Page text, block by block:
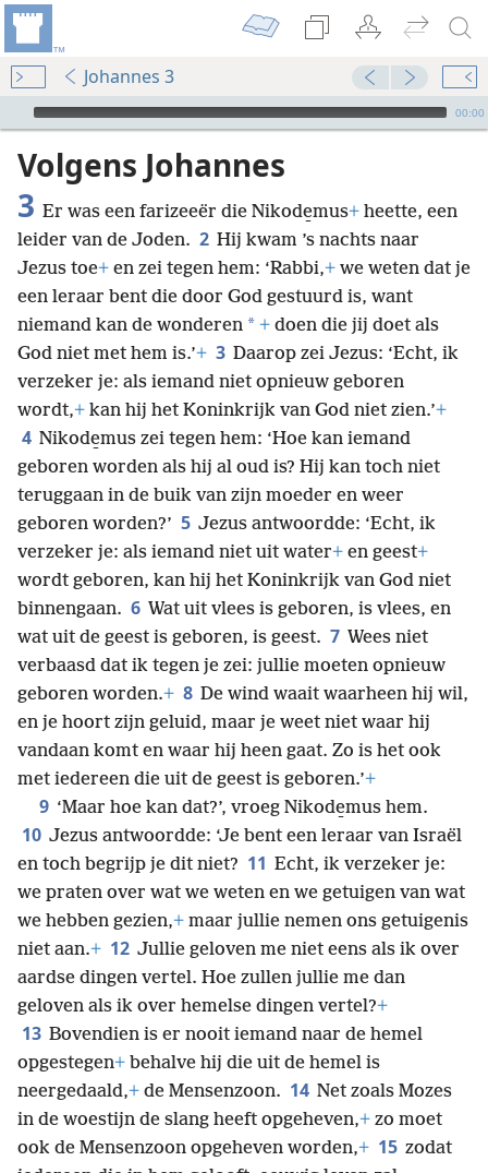
Johannes 3
Audio Player
00:00
Volgens Johannes
3 Er was een farizeeër die Nikode̱mus+ heette, een
leider van de Joden. 2 Hij kwam ’s nachts naar
Jezus toe+ en zei tegen hem: ‘Rabbi,+ we weten dat je
een leraar bent die door God gestuurd is, want
niemand kan de wonderen * + doen die jij doet als
God niet met hem is.’+ 3 Daarop zei Jezus: ‘Echt, ik
verzeker je: als iemand niet opnieuw geboren
wordt,+ kan hij het Koninkrijk van God niet zien.’+
4 Nikode̱mus zei tegen hem: ‘Hoe kan iemand
geboren worden als hij al oud is? Hij kan toch niet
teruggaan in de buik van zijn moeder en weer
geboren worden?’ 5 Jezus antwoordde: ‘Echt, ik
verzeker je: als iemand niet uit water+ en geest+
wordt geboren, kan hij het Koninkrijk van God niet
binnengaan. 6 Wat uit vlees is geboren, is vlees, en
wat uit de geest is geboren, is geest. 7 Wees niet
verbaasd dat ik tegen je zei: jullie moeten opnieuw
geboren worden.+ 8 De wind waait waarheen hij wil,
en je hoort zijn geluid, maar je weet niet waar hij
vandaan komt en waar hij heen gaat. Zo is het ook
met iedereen die uit de geest is geboren.’+
9 ‘Maar hoe kan dat?’, vroeg Nikode̱mus hem.
10 Jezus antwoordde: ‘Je bent een leraar van Israël
en toch begrijp je dit niet? 11 Echt, ik verzeker je:
we praten over wat we weten en we getuigen van wat
we hebben gezien,+ maar jullie nemen ons getuigenis
niet aan.+ 12 Jullie geloven me niet eens als ik over
aardse dingen vertel. Hoe zullen jullie me dan
geloven als ik over hemelse dingen vertel?+
13 Bovendien is er nooit iemand naar de hemel
opgestegen+ behalve hij die uit de hemel is
neergedaald,+ de Mensenzoon. 14 Net zoals Mozes
in de woestijn de slang heeft opgeheven,+ zo moet
ook de Mensenzoon opgeheven worden,+ 15 zodat